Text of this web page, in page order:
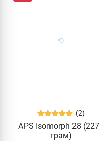
(2)
APS Isomorph 28
грам)